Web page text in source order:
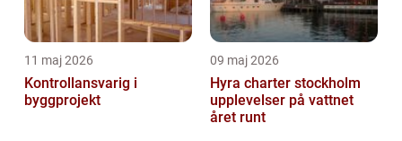
11 maj 2026
Kontrollansvarig i
byggprojekt
09 maj 2026
Hyra charter stockholm
upplevelser på vattnet
året runt